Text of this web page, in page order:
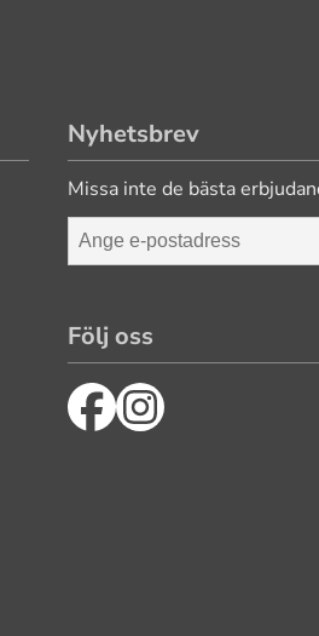
Nyhetsbrev
Missa inte de bästa
Följ oss